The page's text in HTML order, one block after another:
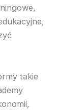
takie